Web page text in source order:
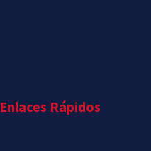
Enlaces Rápidos